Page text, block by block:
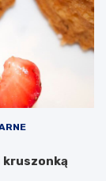
kruszonką